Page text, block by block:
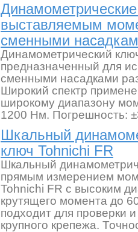
выставляемым
сменными
Динамометрический
предназначенный для
сменными насадками
Широкий спектр
широкому диапазону
1200 Нм. Погрешность:
Шкальный
ключ Tohnichi FR
Шкальный
прямым измерением
Tohnichi FR с высоким
крутящего момента до
подходит для проверки
крупного крепежа.